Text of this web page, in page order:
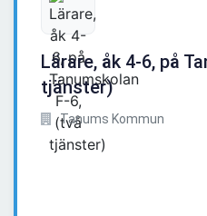
Lärare, åk 4-6, på
tjänster)
Tanums Kommun